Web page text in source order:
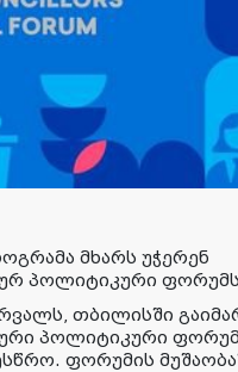
მხარს უჭერენ
პოლიტიკური ფორუმს
თბილისში
პოლიტიკური
ფორუმის